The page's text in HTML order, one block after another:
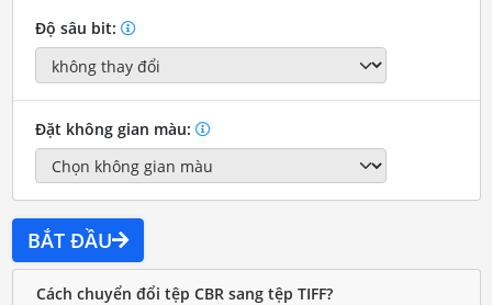
Độ sâu bit:
Đặt không gian màu:
BẮT ĐẦU
Cách chuyển đổi tệp CBR sang tệp TIFF?